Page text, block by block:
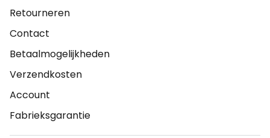
Retourneren
Contact
Betaalmogelijkheden
Verzendkosten
Account
Fabrieksgarantie